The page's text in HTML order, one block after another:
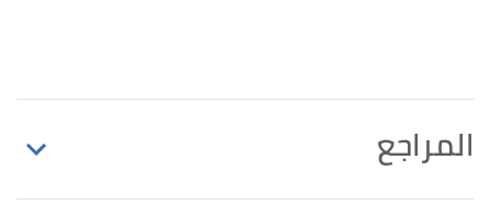
المراجع